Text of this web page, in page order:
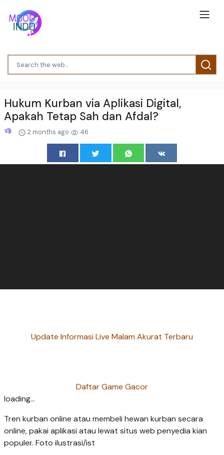
Hukum Kurban via Aplikasi Digital,
Apakah Tetap Sah dan Afdal?
2 months ago 46
Update Informasi Live Malam Akurat Terbaru
Daftar Game Gacor
loading...
Tren kurban online atau membeli hewan kurban secara
online, pakai aplikasi atau lewat situs web penyedia kian
populer. Foto ilustrasi/ist